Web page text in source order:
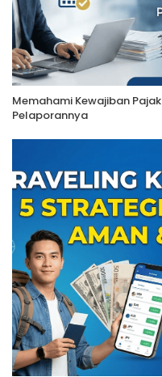
Memahami Kewajiban Pajak
Pelaporannya